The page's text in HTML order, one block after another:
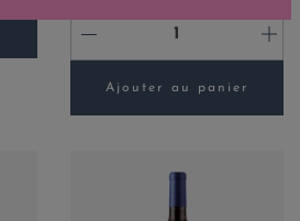
- +
Ajouter au panier